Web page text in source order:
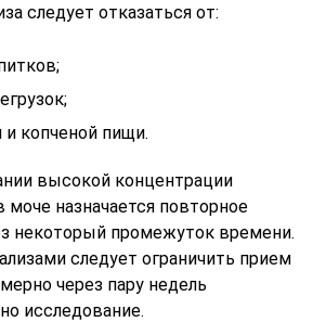
следует отказаться от:
и копченой пищи.
высокой концентрации
назначается повторное
некоторый промежуток времени.
следует ограничить прием
через пару недель
исследование.